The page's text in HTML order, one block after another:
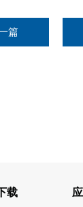
篇
载